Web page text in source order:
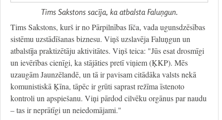
Tims Sakstons sacīja, ka atbalsta Faluņgun.
Tims Sakstons, kurš ir no Pārpilnības līča, vada ugunsdzēsības
sistēmu uzstādīšanas biznesu. Viņš uzslavēja Faluņgun un
atbalstīja praktizētāju aktivitātes. Viņš teica: "Jūs esat drosmīgi
un ievērības cienīgi, ka stājāties pretī viņiem (ĶKP). Mēs
uzaugām Jaunzēlandē, un tā ir pavisam citādāka valsts nekā
komunistiskā Ķīna, tāpēc ir grūti saprast režīma īstenoto
kontroli un apspiešanu. Viņi pārdod cilvēku orgānus par naudu
– tas ir neprātīgi un neiedomājami."